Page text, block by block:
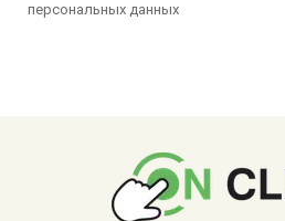
персональных данных